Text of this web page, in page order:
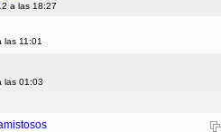
a las 18:27
las 11:01
las 01:03